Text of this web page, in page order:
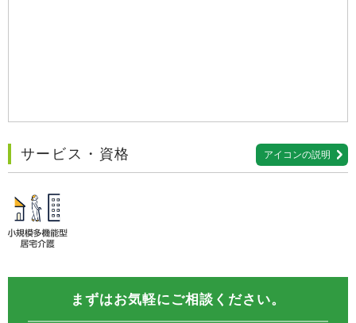
サービス・資格 アイコンの説明
まずはお気軽にご相談ください。